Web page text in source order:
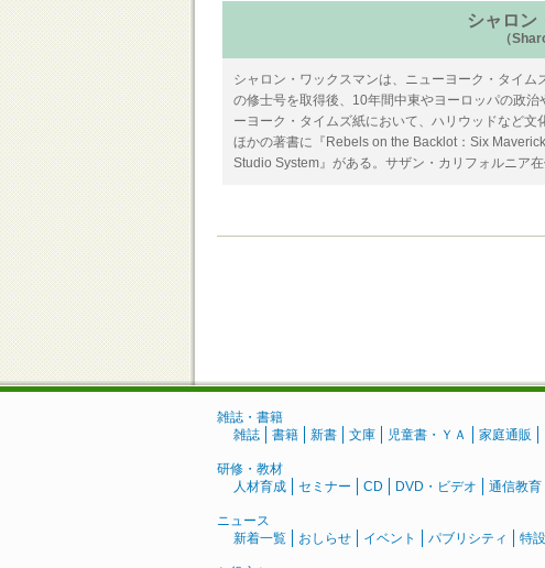
シャロン
（
シャロン・ワックスマンは、ニューヨーク・タイ
の修士号を取得後、10年間中東やヨーロッパの政
ーヨーク・タイムズ紙において、ハリウッドなど文
ほかの著書に『Rebels on the Backlot：Six
Studio System』がある。サザン・カリフォルニア在
雑誌・書籍
雑誌
書籍 新書 文庫 児童書・ＹＡ 家庭通販
研修・教材
人材育成
セミナー CD DVD・ビデオ 通信教育
ニュース
新着一覧
おしらせ イベント パブリシティ 特